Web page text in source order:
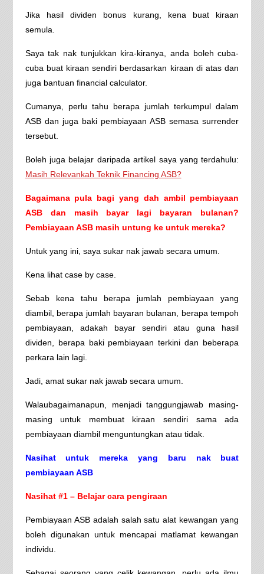
Jika hasil dividen bonus kurang, kena buat kiraan
semula.
Saya tak nak tunjukkan kira-kiranya, anda boleh cuba-
cuba buat kiraan sendiri berdasarkan kiraan di atas dan
juga bantuan financial calculator.
Cumanya, perlu tahu berapa jumlah terkumpul dalam
ASB dan juga baki pembiayaan ASB semasa surrender
tersebut.
Boleh juga belajar daripada artikel saya yang terdahulu:
Masih Relevankah Teknik Financing ASB?
Bagaimana pula bagi yang dah ambil pembiayaan
ASB dan masih bayar lagi bayaran bulanan?
Pembiayaan ASB masih untung ke untuk mereka?
Untuk yang ini, saya sukar nak jawab secara umum.
Kena lihat case by case.
Sebab kena tahu berapa jumlah pembiayaan yang
diambil, berapa jumlah bayaran bulanan, berapa tempoh
pembiayaan, adakah bayar sendiri atau guna hasil
dividen, berapa baki pembiayaan terkini dan beberapa
perkara lain lagi.
Jadi, amat sukar nak jawab secara umum.
Walaubagaimanapun, menjadi tanggungjawab masing-
masing untuk membuat kiraan sendiri sama ada
pembiayaan diambil menguntungkan atau tidak.
Nasihat untuk mereka yang baru nak buat
pembiayaan ASB
Nasihat #1 – Belajar cara pengiraan
Pembiayaan ASB adalah salah satu alat kewangan yang
boleh digunakan untuk mencapai matlamat kewangan
individu.